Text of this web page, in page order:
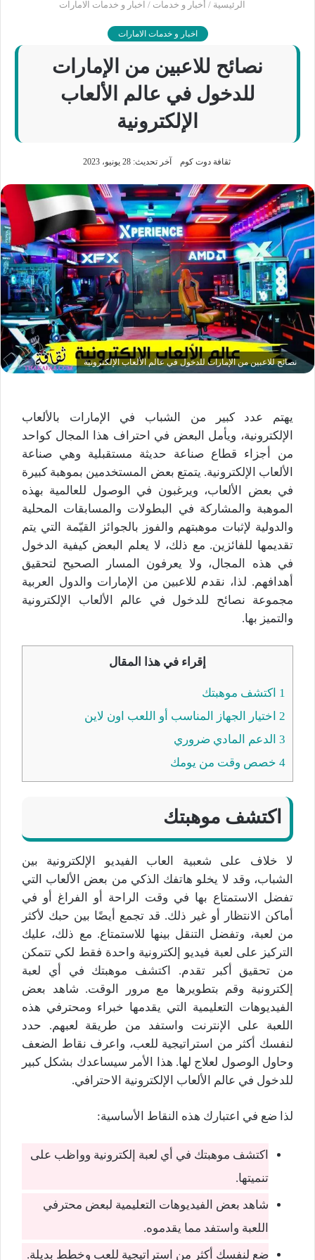
الرئيسية / أخبار و خدمات / اخبار و خدمات الامارات
اخبار و خدمات الامارات
نصائح للاعبين من الإمارات
للدخول في عالم الألعاب
الإلكترونية
ثقافة دوت كوم آخر تحديث: 28 يونيو، 2023
نصائح للاعبين من الإمارات للدخول في عالم الألعاب الإلكترونية
يهتم عدد كبير من الشباب في الإمارات بالألعاب
الإلكترونية، ويأمل البعض في احتراف هذا المجال كواحد
من أجزاء قطاع صناعة حديثة مستقبلية وهي صناعة
الألعاب الإلكترونية. يتمتع بعض المستخدمين بموهبة كبيرة
في بعض الألعاب، ويرغبون في الوصول للعالمية بهذه
الموهبة والمشاركة في البطولات والمسابقات المحلية
والدولية لإثبات موهبتهم والفوز بالجوائز القيّمة التي يتم
تقديمها للفائزين. مع ذلك، لا يعلم البعض كيفية الدخول
في هذه المجال، ولا يعرفون المسار الصحيح لتحقيق
أهدافهم. لذا، نقدم للاعبين من الإمارات والدول العربية
مجموعة نصائح للدخول في عالم الألعاب الإلكترونية
والتميز بها.
إقراء في هذا المقال
1 اكتشف موهبتك
2 اختيار الجهاز المناسب أو اللعب اون لاين
3 الدعم المادي ضروري
4 خصص وقت من يومك
اكتشف موهبتك
لا خلاف على شعبية العاب الفيديو الإلكترونية بين
الشباب، وقد لا يخلو هاتفك الذكي من بعض الألعاب التي
تفضل الاستمتاع بها في وقت الراحة أو الفراغ أو في
أماكن الانتظار أو غير ذلك. قد تجمع أيضًا بين حبك لأكثر
من لعبة، وتفضل التنقل بينها للاستمتاع. مع ذلك، عليك
التركيز على لعبة فيديو إلكترونية واحدة فقط لكي تتمكن
من تحقيق أكبر تقدم. اكتشف موهبتك في أي لعبة
إلكترونية وقم بتطويرها مع مرور الوقت. شاهد بعض
الفيديوهات التعليمية التي يقدمها خبراء ومحترفي هذه
اللعبة على الإنترنت واستفد من طريقة لعبهم. حدد
لنفسك أكثر من استراتيجية للعب، واعرف نقاط الضعف
وحاول الوصول لعلاج لها. هذا الأمر سيساعدك بشكل كبير
للدخول في عالم الألعاب الإلكترونية الاحترافي.
لذا ضع في اعتبارك هذه النقاط الأساسية:
اكتشف موهبتك في أي لعبة إلكترونية وواظب على
تنميتها.
شاهد بعض الفيديوهات التعليمية لبعض محترفي
اللعبة واستفد مما يقدموه.
ضع لنفسك أكثر من استراتيجية للعب وخطط بديلة.